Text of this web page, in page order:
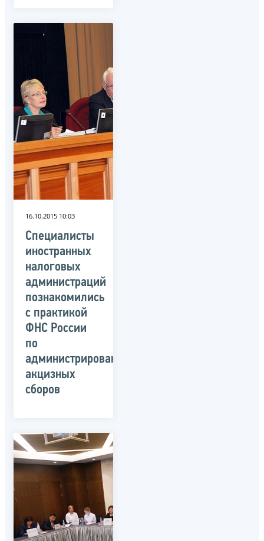
16.10.2015 10:03
Специалисты
иностранных
налоговых
администраций
познакомились
с практикой
ФНС России
по
администрированию
акцизных
сборов